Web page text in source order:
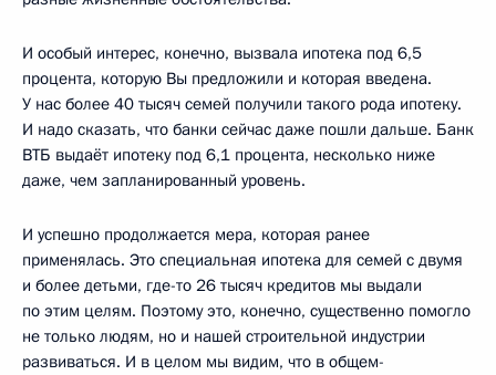
И особый интерес, конечно, вызвала ипотека под 6,5
процента, которую Вы предложили и которая введена.
У нас более 40 тысяч семей получили такого рода ипотеку.
И надо сказать, что банки сейчас даже пошли дальше. Банк
ВТБ выдаёт ипотеку под 6,1 процента, несколько ниже
даже, чем запланированный уровень.
И успешно продолжается мера, которая ранее
применялась. Это специальная ипотека для семей с двумя
и более детьми, где-то 26 тысяч кредитов мы выдали
по этим целям. Поэтому это, конечно, существенно помогло
не только людям, но и нашей строительной индустрии
развиваться. И в целом мы видим, что в общем-